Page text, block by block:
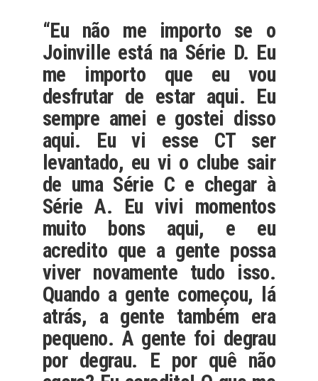
“Eu não me importo se o
Joinville está na Série D. Eu
me importo que eu vou
desfrutar de estar aqui. Eu
sempre amei e gostei disso
aqui. Eu vi esse CT ser
levantado, eu vi o clube sair
de uma Série C e chegar à
Série A. Eu vivi momentos
muito bons aqui, e eu
acredito que a gente possa
viver novamente tudo isso.
Quando a gente começou, lá
atrás, a gente também era
pequeno. A gente foi degrau
por degrau. E por quê não